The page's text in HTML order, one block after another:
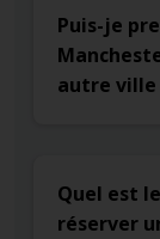
Puis-je
autre ville
Quel est
réserver